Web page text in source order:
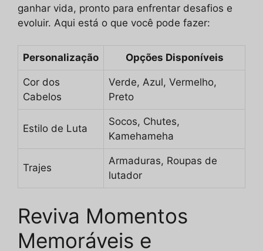
ganhar vida, pronto para enfrentar desafios e
evoluir. Aqui está o que você pode fazer:
Personalização Opções Disponíveis
Cor dos
Cabelos
Verde, Azul, Vermelho,
Preto
Estilo de Luta
Socos, Chutes,
Kamehameha
Trajes
Armaduras, Roupas de
lutador
Reviva Momentos
Memoráveis e